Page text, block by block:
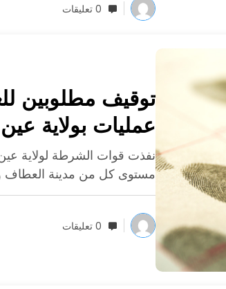
0 تعليقات
توقيف
عمليات بولاية
نفذت قوات الشرطة لولاية
مستوى كل من مدينة العطاف
0 تعليقات